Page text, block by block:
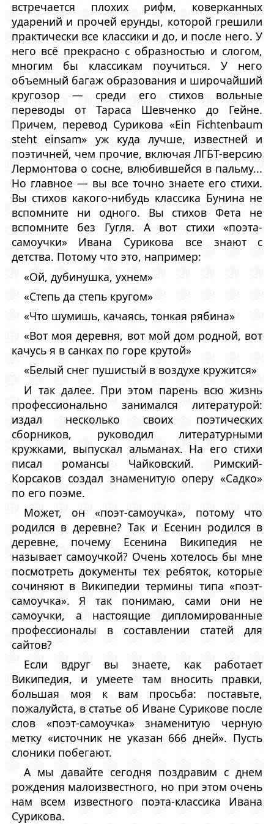
встречается плохих рифм, коверканных
ударений и прочей ерунды, которой грешили
практически все классики и до, и после него. У
него всё прекрасно с образностью и слогом,
многим бы классикам поучиться. У него
объемный багаж образования и широчайший
кругозор — среди его стихов вольные
переводы от Тараса Шевченко до Гейне.
Причем, перевод Сурикова «Ein Fichtenbaum
steht einsam» уж куда лучше, известней и
поэтичней, чем прочие, включая ЛГБТ-версию
Лермонтова о сосне, влюбившейся в пальму...
Но главное — вы все точно знаете его стихи.
Вы стихов какого-нибудь классика Бунина не
вспомните ни одного. Вы стихов Фета не
вспомните без Гугля. А вот стихи «поэта-
самоучки» Ивана Сурикова все знают с
детства. Потому что это, например:
«Ой, дубинушка, ухнем»
«Степь да степь кругом»
«Что шумишь, качаясь, тонкая рябина»
«Вот моя деревня, вот мой дом родной, вот
качусь я в санках по горе крутой»
«Белый снег пушистый в воздухе кружится»
И так далее. При этом парень всю жизнь
профессионально занимался литературой:
издал несколько своих поэтических
сборников, руководил литературными
кружками, выпускал альманах. На его стихи
писал романсы Чайковский. Римский-
Корсаков создал знаменитую оперу «Садко»
по его поэме.
Может, он «поэт-самоучка», потому что
родился в деревне? Так и Есенин родился в
деревне, почему Есенина Википедия не
называет самоучкой? Очень хотелось бы мне
посмотреть документы тех ребяток, которые
сочиняют в Википедии термины типа «поэт-
самоучка». Я так понимаю, сами они не
самоучки, а настоящие дипломированные
профессионалы в составлении статей для
сайтов?
Если вдруг вы знаете, как работает
Википедия, и умеете там вносить правки,
большая моя к вам просьба: поставьте,
пожалуйста, в статье об Иване Сурикове после
слов «поэт-самоучка» знаменитую черную
метку «источник не указан 666 дней». Пусть
слоники побегают.
А мы давайте сегодня поздравим с днем
рождения малоизвестного, но при этом очень
нам всем известного поэта-классика Ивана
Сурикова.